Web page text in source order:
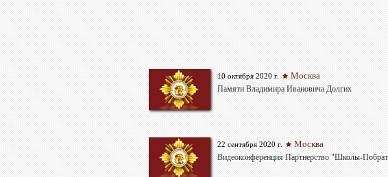
10 октября 2020 г. Москва
Памяти Владимира Ивановича Долгих
22 сентября 2020 г. Москва
Видеоконференция Партнерство "Школы-